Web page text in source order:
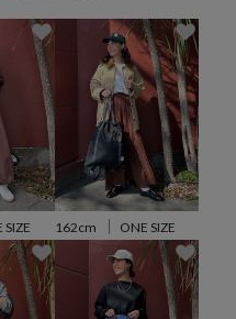
サマになるミリタリーテイス
ェアできるユニセックスなデザ
ナが付属し、鍵やチャームを
心もプラスしました
でタフな作りは、出産祝いの
も主役として長く愛用いただけ
を表記しております為、タグ
SIZE 162cm ONE SIZE